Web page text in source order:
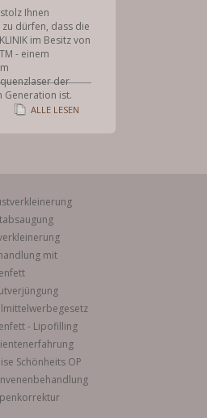
Ihnen
dürfen, dass die
im Besitz von
TM - einem
der
Generation ist.
ALLE LESEN
mit
- Lipofilling
Schönheits OP